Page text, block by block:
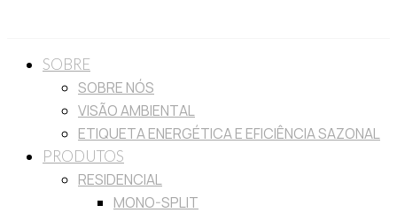
SOBRE
SOBRE NÓS
VISÃO AMBIENTAL
ETIQUETA ENERGÉTICA E EFICIÊNCIA SAZONAL
PRODUTOS
RESIDENCIAL
MONO-SPLIT